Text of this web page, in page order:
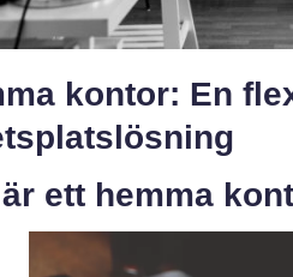
kontor: En
ett hemma